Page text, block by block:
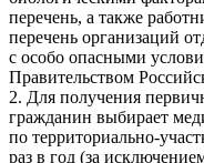
перечень, а также
перечень организаций
с особо опасными
Правительством
2. Для получения
гражданин выбирает
по территориально-
раз в год (за